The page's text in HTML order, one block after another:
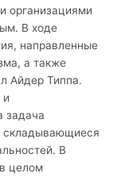
организациями
В ходе
направленные
а также
Айдер Типпа.
и
задача
складывающиеся
В
целом